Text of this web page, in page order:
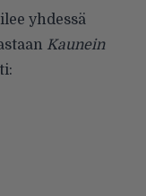
yhdessä
Kaunein